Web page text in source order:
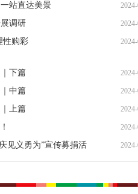
站直达美景
调研
性购彩
下篇
中篇
上篇
见义勇为”宣传募捐活